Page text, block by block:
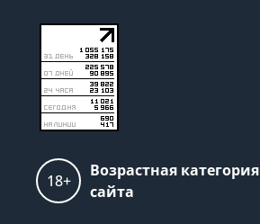
18+
Возрастная категория
сайта